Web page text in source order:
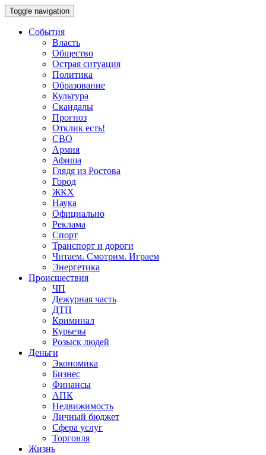
Toggle navigation
События
Власть
Общество
Острая ситуация
Политика
Образование
Культура
Скандалы
Прогноз
Отклик есть!
СВО
Армия
Афиша
Глядя из Ростова
Город
ЖКХ
Наука
Официально
Реклама
Спорт
Транспорт и дороги
Читаем. Смотрим. Играем
Энергетика
Происшествия
ЧП
Дежурная часть
ДТП
Криминал
Курьезы
Розыск людей
Деньги
Экономика
Бизнес
Финансы
АПК
Недвижимость
Личный бюджет
Сфера услуг
Торговля
Жизнь